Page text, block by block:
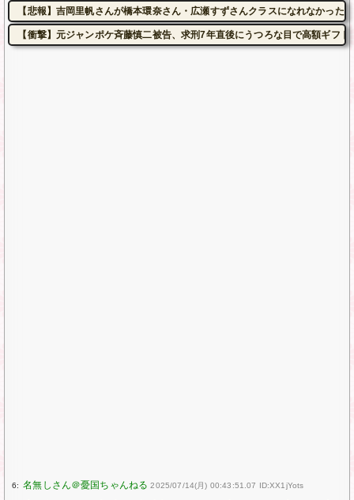
【悲報】吉岡里帆さんが橋本環奈さん・広瀬すずさんクラスになれなかった
【衝撃】元ジャンポケ斉藤慎二被告、求刑7年直後にうつろな目で高額ギフ
6: 2025/07/14(月) 00:43:51.07 ID:XX1jYots